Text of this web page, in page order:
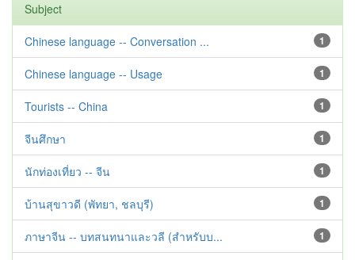
Subject
1
Chinese language -- Conversation ...
1
Chinese language -- Usage
1
Tourists -- China
1
จีนศึกษา
1
นักท่องเที่ยว -- จีน
1
บ้านสุขาวดี (พัทยา, ชลบุรี)
1
ภาษาจีน -- บทสนทนาและวลี (สำหรับบ...